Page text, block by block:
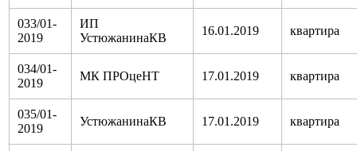
033/01-
2019
ИП
УстюжанинаКВ
16.01.2019 квартира
034/01-
2019
МК ПРОцеНТ 17.01.2019 квартира
035/01-
2019
УстюжанинаКВ 17.01.2019 квартира